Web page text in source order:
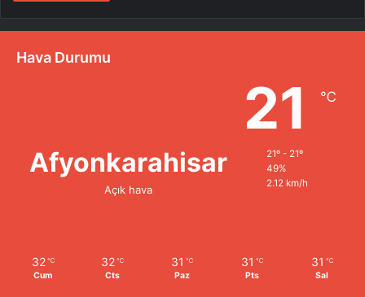
Hava Durumu
Afyonkarahisar
Açık hava
21 ℃
21º - 21º
49%
2.12 km/h
32 ℃
Cum
32 ℃
Cts
31 ℃
Paz
31 ℃
Pts
31 ℃
Sal